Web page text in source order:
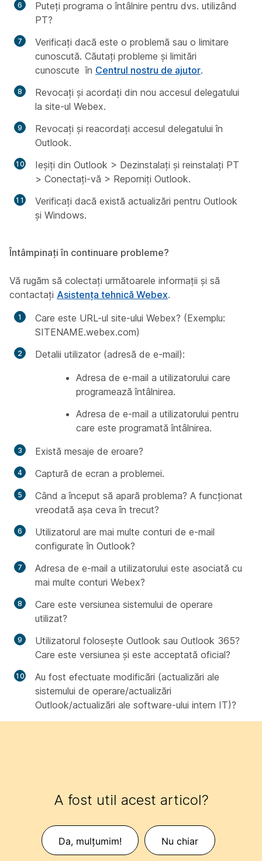
Puteți programa o întâlnire pentru dvs. utilizând
PT?
Verificați dacă este o problemă sau o limitare
cunoscută. Căutați probleme și limitări
cunoscute în Centrul nostru de ajutor.
Revocați și acordați din nou accesul delegatului
la site-ul Webex.
Revocați și reacordați accesul delegatului în
Outlook.
Ieșiți din Outlook > Dezinstalați și reinstalați PT
> Conectați-vă > Reporniți Outlook.
Verificați dacă există actualizări pentru Outlook
și Windows.
Întâmpinați în continuare probleme?
Vă rugăm să colectați următoarele informații și să
contactați Asistența tehnică Webex.
Care este URL-ul site-ului Webex? (Exemplu:
SITENAME.webex.com)
Detalii utilizator (adresă de e-mail):
Adresa de e-mail a utilizatorului care
programează întâlnirea.
Adresa de e-mail a utilizatorului pentru
care este programată întâlnirea.
Există mesaje de eroare?
Captură de ecran a problemei.
Când a început să apară problema? A funcționat
vreodată așa ceva în trecut?
Utilizatorul are mai multe conturi de e-mail
configurate în Outlook?
Adresa de e-mail a utilizatorului este asociată cu
mai multe conturi Webex?
Care este versiunea sistemului de operare
utilizat?
Utilizatorul folosește Outlook sau Outlook 365?
Care este versiunea și este acceptată oficial?
Au fost efectuate modificări (actualizări ale
sistemului de operare/actualizări
Outlook/actualizări ale software-ului intern IT)?
A fost util acest articol?
Da, mulțumim! Nu chiar